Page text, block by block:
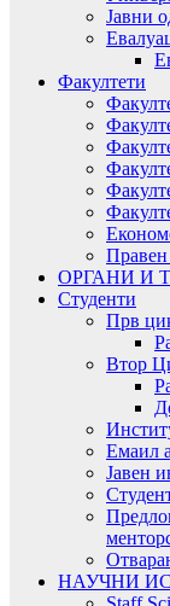
Јавни
Факултети
Правен
ОРГАНИ И
Студенти
Прв
Втор
Емаил
Јавен
НАУЧНИ